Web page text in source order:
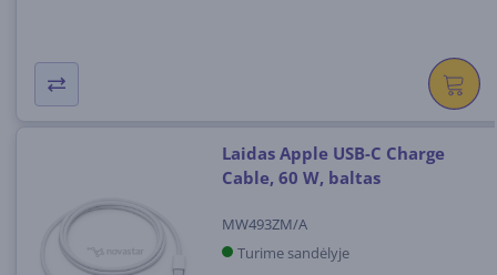
Laidas Apple USB-C Charge
Cable, 60 W, baltas
MW493ZM/A
Turime sandėlyje